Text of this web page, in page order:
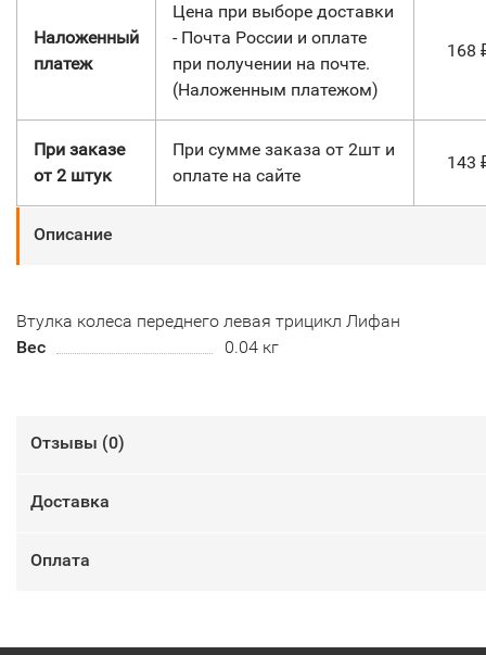
Наложенный
платеж
Цена при выборе доставки
- Почта России и оплате
при получении на почте.
(Наложенным платежом)
168
При заказе
от 2 штук
При сумме заказа от 2шт и
оплате на сайте
143
Описание
Втулка колеса переднего левая трицикл Лифан
Вес
0.04 кг
Отзывы (0)
Доставка
Оплата